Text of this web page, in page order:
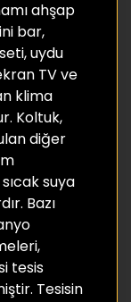
ahşap
bar,
uydu
TV ve
klima
Koltuk,
diğer
suya
Bazı
tesis
Tesisin